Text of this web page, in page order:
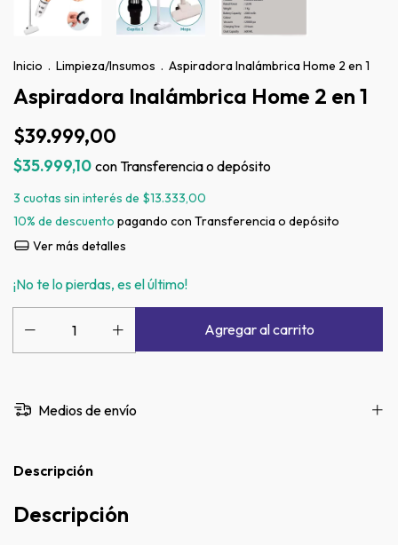
Inicio . Limpieza/Insumos . Aspiradora Inalámbrica Home 2 en 1
Aspiradora Inalámbrica Home 2 en 1
$39.999,00
$35.999,10 conTransferencia o depósito
3 cuotas sin interés de $13.333,00
10% de descuento pagando con Transferencia o depósito
Ver más detalles
¡No te lo pierdas, es el último!
Medios de envío
Descripción
Descripción